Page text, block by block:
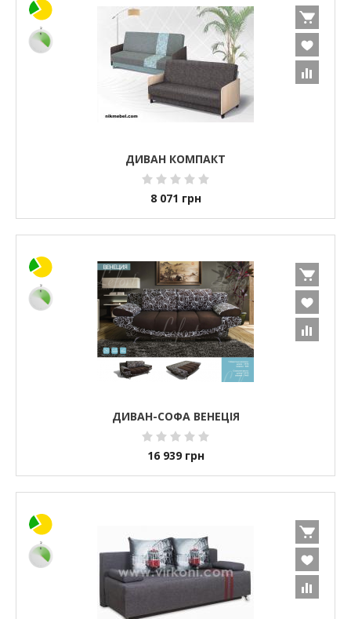
ДИВАН КОМПАКТ
8 071 грн
ДИВАН-СОФА ВЕНЕЦІЯ
16 939 грн